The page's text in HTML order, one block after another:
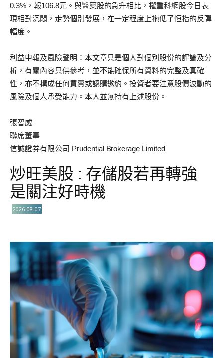
0.3%，報106.8元。與醫藥股的急升相比，權重科網股今日表
現相對沉悶，走勢個別發展，在一定程度上拖低了恒指的反彈
幅度。
利益申報及風險聲明：本文章只是個人對個別股份的評論及分
析，有關內容只供參考，並不能確保所有資料的完整及真確
性，亦不構成任何買賣或認購邀約。投資者要注意股價波動的
風險及個人承受能力。本人並無持有上述股份。
張智威
聯席董事
信誠證券有限公司 Prudential Brokerage Limited
炒旺美股 : 存儲股若再轉強
是關注好時機
2026-08-07